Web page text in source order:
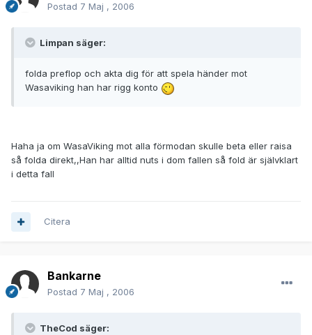
Postad 7 Maj , 2006
Limpan säger:
folda preflop och akta dig för att spela händer mot
Wasaviking han har rigg konto
Haha ja om WasaViking mot alla förmodan skulle beta eller raisa
så folda direkt,,Han har alltid nuts i dom fallen så fold är självklart
i detta fall
Citera
Bankarne
Postad 7 Maj , 2006
TheCod säger: